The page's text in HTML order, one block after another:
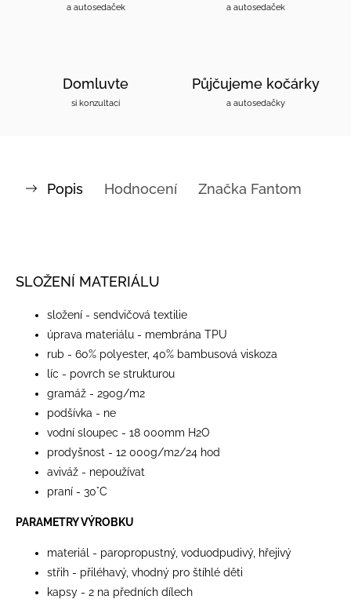
a autosedaček a autosedaček
Domluvte
si konzultaci
Půjčujeme kočárky
a autosedačky
Popis Hodnocení Značka Fantom
SLOŽENÍ MATERIÁLU
složení - sendvičová textilie
úprava materiálu - membrána TPU
rub - 60% polyester, 40% bambusová viskoza
líc - povrch se strukturou
gramáž - 290g/m2
podšívka - ne
vodní sloupec - 18 000mm H2O
prodyšnost - 12 000g/m2/24 hod
aviváž - nepoužívat
praní - 30°C
PARAMETRY VÝROBKU
materiál - paropropustný, voduodpudivý, hřejivý
střih - přiléhavý, vhodný pro štíhlé děti
kapsy - 2 na předních dílech